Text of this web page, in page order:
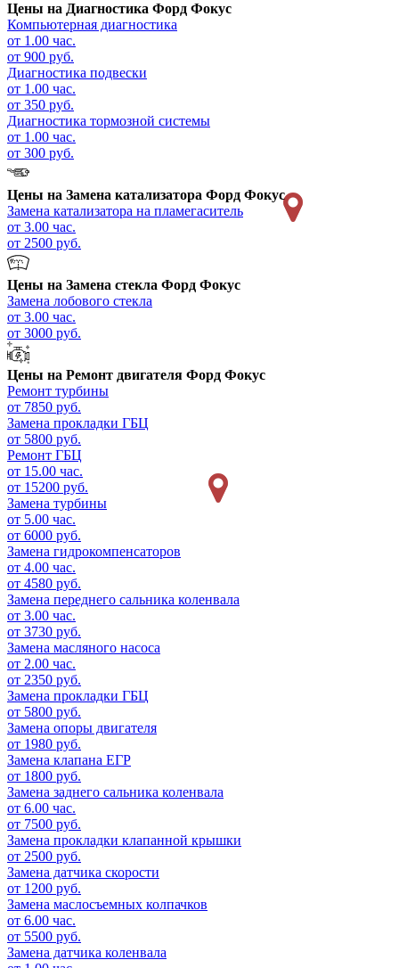
Цены на Диагностика Форд Фокус
Компьютерная диагностика
от 1.00 час.
от 900 руб.
Диагностика подвески
от 1.00 час.
от 350 руб.
Диагностика тормозной системы
от 1.00 час.
от 300 руб.
Цены на Замена катализатора Форд Фокус
Замена катализатора на пламегаситель
от 3.00 час.
от 2500 руб.
Цены на Замена стекла Форд Фокус
Замена лобового стекла
от 3.00 час.
от 3000 руб.
Цены на Ремонт двигателя Форд Фокус
Ремонт турбины
от 7850 руб.
Замена прокладки ГБЦ
от 5800 руб.
Ремонт ГБЦ
от 15.00 час.
от 15200 руб.
Замена турбины
от 5.00 час.
от 6000 руб.
Замена гидрокомпенсаторов
от 4.00 час.
от 4580 руб.
Замена переднего сальника коленвала
от 3.00 час.
от 3730 руб.
Замена масляного насоса
от 2.00 час.
от 2350 руб.
Замена прокладки ГБЦ
от 5800 руб.
Замена опоры двигателя
от 1980 руб.
Замена клапана ЕГР
от 1800 руб.
Замена заднего сальника коленвала
от 6.00 час.
от 7500 руб.
Замена прокладки клапанной крышки
от 2500 руб.
Замена датчика скорости
от 1200 руб.
Замена маслосъемных колпачков
от 6.00 час.
от 5500 руб.
Замена датчика коленвала